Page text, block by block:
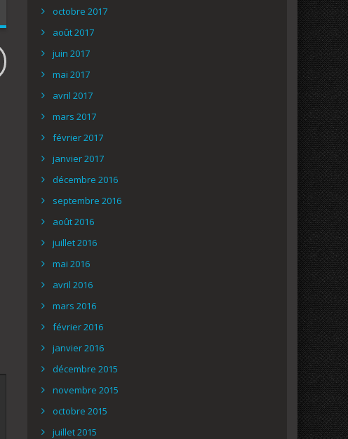
octobre 2017
août 2017
juin 2017
mai 2017
avril 2017
mars 2017
février 2017
janvier 2017
décembre 2016
septembre 2016
août 2016
juillet 2016
mai 2016
avril 2016
mars 2016
février 2016
janvier 2016
décembre 2015
novembre 2015
octobre 2015
juillet 2015